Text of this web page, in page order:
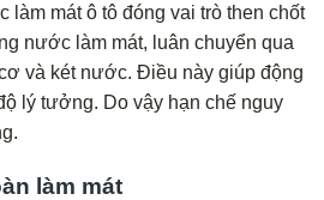
làm mát ô tô đóng vai trò then chốt
nước làm mát, luân chuyển qua
và két nước. Điều này giúp động
lý tưởng. Do vậy hạn chế nguy
làm mát